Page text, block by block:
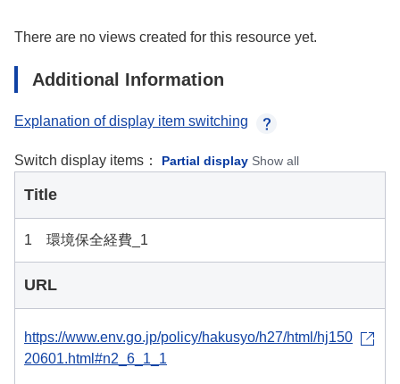
There are no views created for this resource yet.
Additional Information
Explanation of display item switching
Switch display items： Partial display Show all
Title
1 環境保全経費_1
URL
https://www.env.go.jp/policy/hakusyo/h27/html/hj150
20601.html#n2_6_1_1